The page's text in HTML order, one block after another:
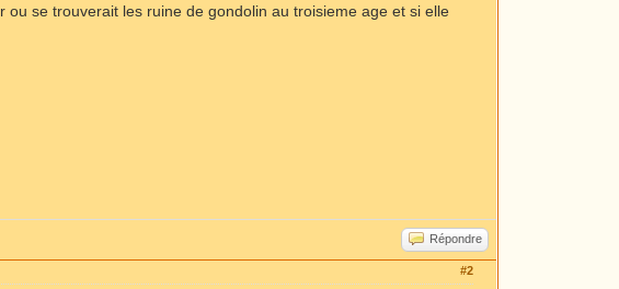
se trouverait les ruine de gondolin au troisieme age et si elle
Répondre
#2